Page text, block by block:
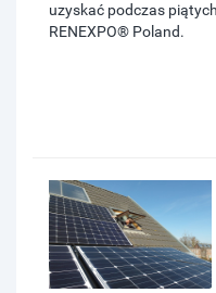
uzyskać podczas
RENEXPO® Poland.